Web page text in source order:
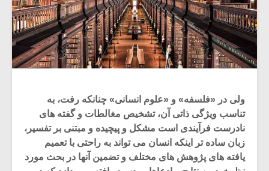
ولی در «فلسفه» و «علوم انسانی» چنانکه رفت، به
تناسب ویژگی ذاتی آن، تشخیص مغالطات و گفته های
نادرست فرآیندی است مشکل و پیچیده و مبتنی بر تفسیر،
زبان ساده تر اینکه انسان می تواند به راحتی با تعمیم
یافته های پژوهش های مختلف و تضمین آنها در بحث مورد